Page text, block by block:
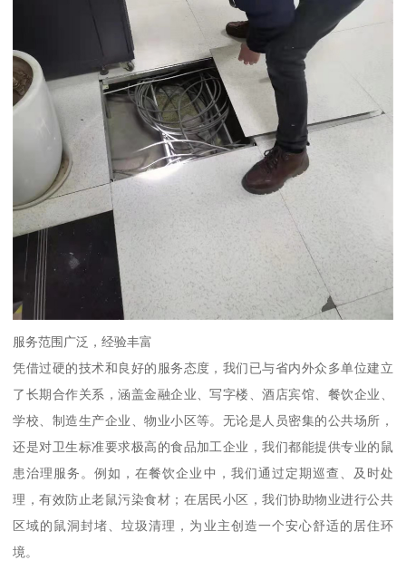
服务范围广泛，经验丰富
凭借过硬的技术和良好的服务态度，我们已与省内外众多单位建立
了长期合作关系，涵盖金融企业、写字楼、酒店宾馆、餐饮企业、
学校、制造生产企业、物业小区等。无论是人员密集的公共场所，
还是对卫生标准要求极高的食品加工企业，我们都能提供专业的鼠
患治理服务。例如，在餐饮企业中，我们通过定期巡查、及时处
理，有效防止老鼠污染食材；在居民小区，我们协助物业进行公共
区域的鼠洞封堵、垃圾清理，为业主创造一个安心舒适的居住环
境。